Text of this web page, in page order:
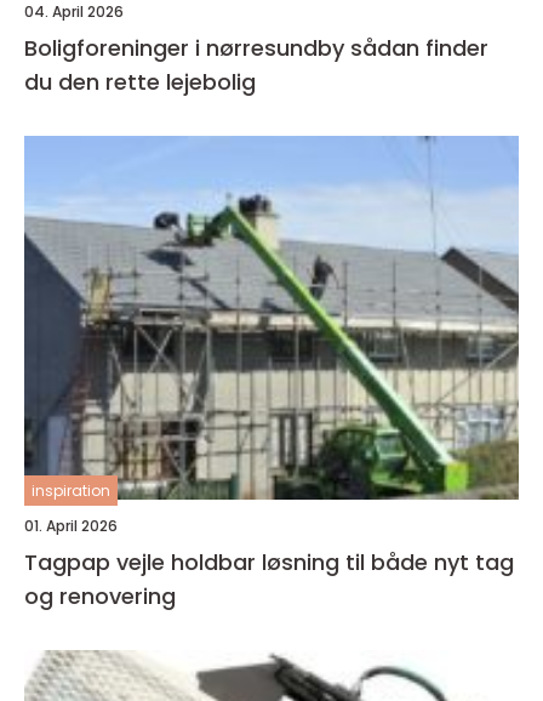
04. April 2026
Boligforeninger i nørresundby sådan finder
du den rette lejebolig
inspiration
01. April 2026
Tagpap vejle holdbar løsning til både nyt tag
og renovering